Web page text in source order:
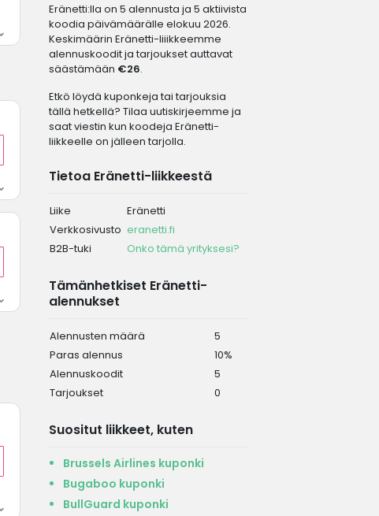
Eränetti:lla on 5 alennusta ja 5 aktiivista
koodia päivämäärälle elokuu 2026.
Keskimäärin Eränetti-liiikkeemme
alennuskoodit ja tarjoukset auttavat
säästämään €26.
Etkö löydä kuponkeja tai tarjouksia
tällä hetkellä? Tilaa uutiskirjeemme ja
saat viestin kun koodeja Eränetti-
liikkeelle on jälleen tarjolla.
Tietoa Eränetti-liikkeestä
Liike
Eränetti
Verkkosivusto eranetti.fi
B2B-tuki
Onko tämä yrityksesi?
Tämänhetkiset Eränetti-
alennukset
Alennusten määrä
5
Paras alennus
10%
Alennuskoodit
5
Tarjoukset
0
Suositut liikkeet, kuten
Brussels Airlines kuponki
Bugaboo kuponki
BullGuard kuponki